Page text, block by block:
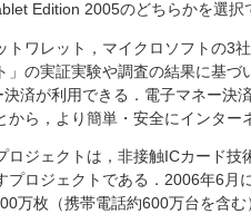
Edition 2005のどちらかを選択
ワレット，マイクロソフトの3
」の実証実験や調査の結果に基づ
済が利用できる．電子マネー決
ら，より簡単・安全にインター
ジェクトは，非接触ICカード技
プロジェクトである．2006年6月
万枚（携帯電話約600万台を含